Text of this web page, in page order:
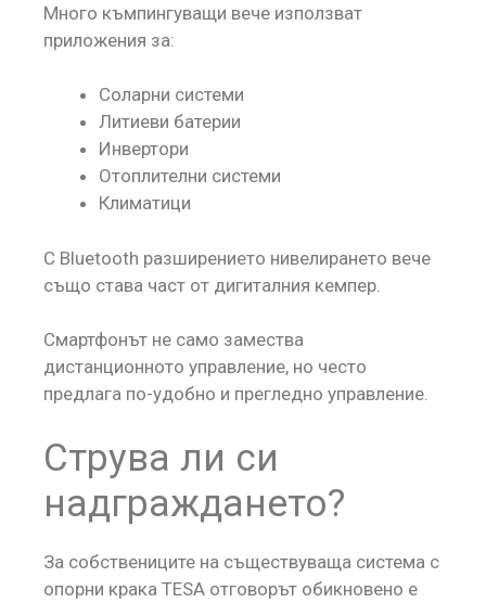
Много къмпингуващи вече използват
приложения за:
Соларни системи
Литиеви батерии
Инвертори
Отоплителни системи
Климатици
С Bluetooth разширението нивелирането вече
също става част от дигиталния кемпер.
Смартфонът не само замества
дистанционното управление, но често
предлага по-удобно и прегледно управление.
Струва ли си
надграждането?
За собствениците на съществуваща система с
опорни крака TESA отговорът обикновено е